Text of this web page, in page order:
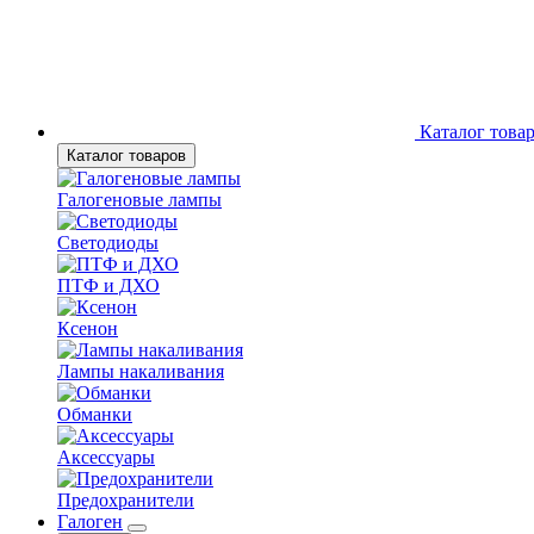
Каталог
Каталог товаров
Галогеновые лампы
Светодиоды
ПТФ и ДХО
Ксенон
Лампы накаливания
Обманки
Аксессуары
Предохранители
Галоген